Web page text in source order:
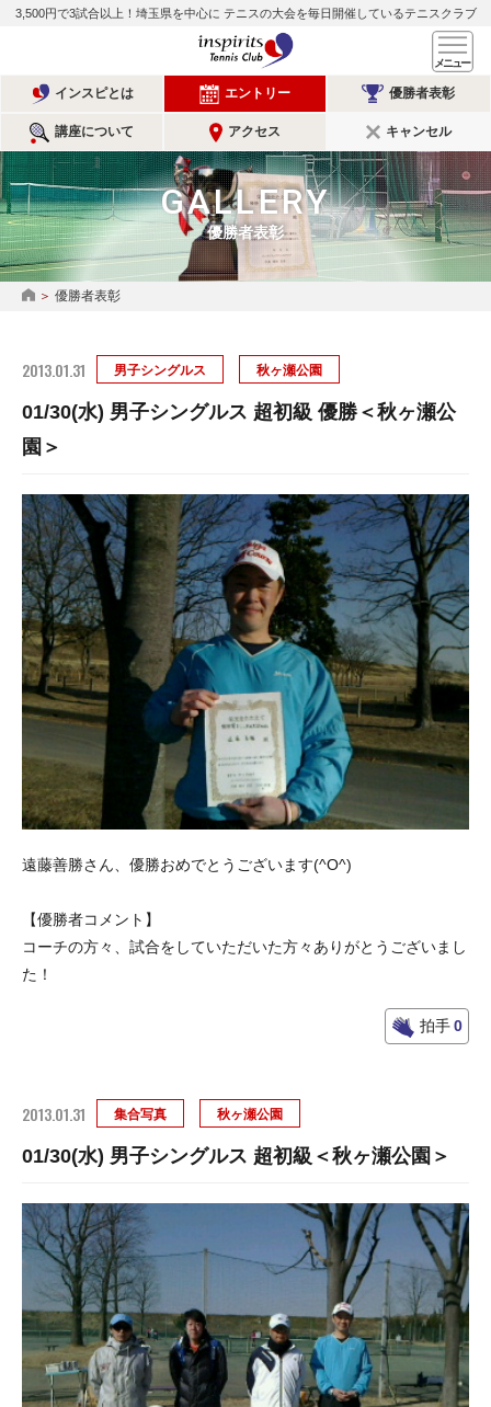
3,500円で3試合以上！埼玉県を中心に テニスの大会を毎日開催しているテニスクラブ
インスピリッツテニスクラ
インスピとは エントリー 優勝者表彰
講座について アクセス キャンセル
GALLERY
優勝者表彰
HOME
優勝者表彰
2013.01.31 男子シングルス 秋ヶ瀬公園
01/30(水) 男子シングルス 超初級 優勝＜秋ヶ瀬公
園＞
遠藤善勝さん、優勝おめでとうございます(^O^)
【優勝者コメント】
コーチの方々、試合をしていただいた方々ありがとうございまし
た！
拍手0
2013.01.31 集合写真 秋ヶ瀬公園
01/30(水) 男子シングルス 超初級＜秋ヶ瀬公園＞